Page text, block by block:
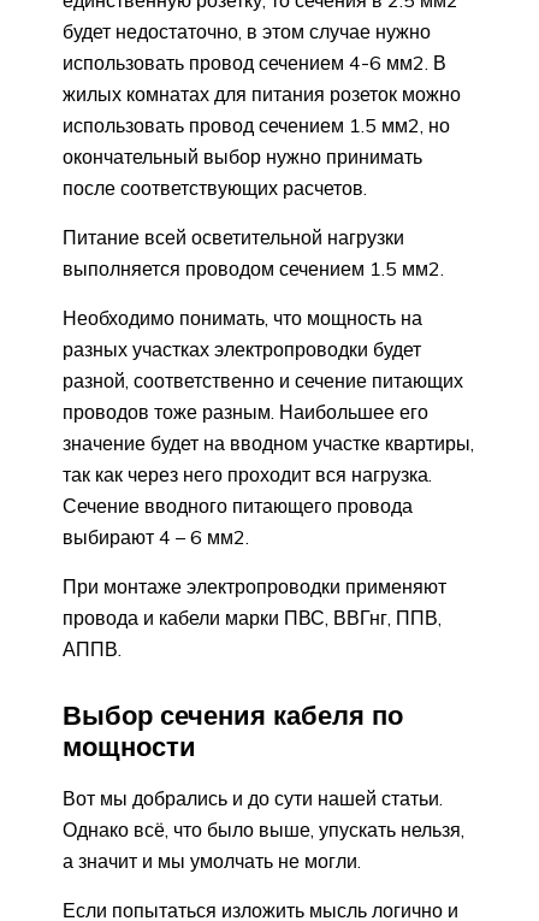
будет недостаточно, в этом случае нужно
использовать провод сечением 4-6 мм2. В
жилых комнатах для питания розеток можно
использовать провод сечением 1.5 мм2, но
окончательный выбор нужно принимать
после соответствующих расчетов.
Питание всей осветительной нагрузки
выполняется проводом сечением 1.5 мм2.
Необходимо понимать, что мощность на
разных участках электропроводки будет
разной, соответственно и сечение питающих
проводов тоже разным. Наибольшее его
значение будет на вводном участке квартиры,
так как через него проходит вся нагрузка.
Сечение вводного питающего провода
выбирают 4 – 6 мм2.
При монтаже электропроводки применяют
провода и кабели марки ПВС, ВВГнг, ППВ,
АППВ.
Выбор сечения кабеля по
мощности
Вот мы добрались и до сути нашей статьи.
Однако всё, что было выше, упускать нельзя,
а значит и мы умолчать не могли.
Если попытаться изложить мысль логично и